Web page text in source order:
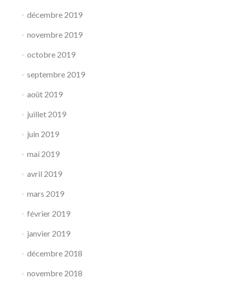
décembre 2019
novembre 2019
octobre 2019
septembre 2019
août 2019
juillet 2019
juin 2019
mai 2019
avril 2019
mars 2019
février 2019
janvier 2019
décembre 2018
novembre 2018